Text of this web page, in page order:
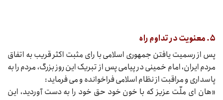
۵. معنویت در تداوم راه
پس از رسمیت یافتن جمهوری اسلامی با رای مثبت اکثر قریب به اتفاق
مردم ایران، امام خمینی در پیامی پس از تبریک این روز بزرگ، مردم را به
پاسداری و مراقبت از نظام اسلامی فراخوانده و می‌‌‌ فرماید:
«هان ای ملّت عزیز که با خون خود حق خود را به دست آوردید، این